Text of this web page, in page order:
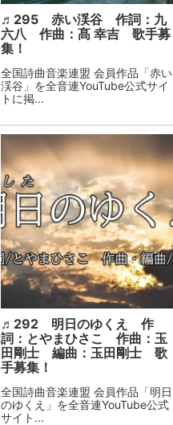
♬295 赤い渓谷 作詞：九
六八 作曲：髙 幸吉 歌手募
集！
全国詩曲音楽連盟 会員作品「赤い
渓谷」を全音連YouTube公式サイ
トに掲...
♬292 明日のゆくえ 作
詞：とやまひさこ 作曲：玉
田剛士 編曲：玉田剛士 歌
手募集！
全国詩曲音楽連盟 会員作品「明日
のゆくえ」を全音連YouTube公式
サイト...